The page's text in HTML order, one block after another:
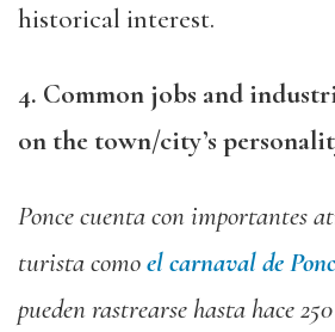
historical interest.
4. Common jobs and
on the town/city’s
Ponce cuenta con importantes
turista comoel carnaval de
pueden rastrearse hasta hace